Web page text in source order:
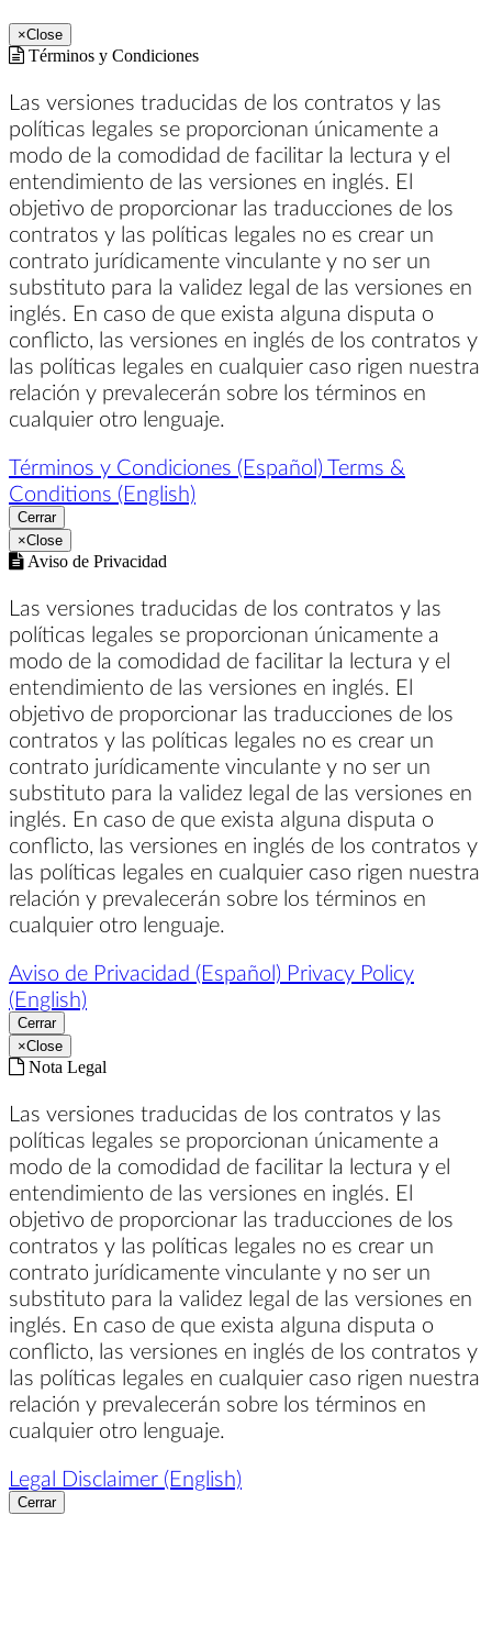
×Close
Términos y Condiciones
Las versiones traducidas de los contratos y las
políticas legales se proporcionan únicamente a
modo de la comodidad de facilitar la lectura y el
entendimiento de las versiones en inglés. El
objetivo de proporcionar las traducciones de los
contratos y las políticas legales no es crear un
contrato jurídicamente vinculante y no ser un
substituto para la validez legal de las versiones en
inglés. En caso de que exista alguna disputa o
conflicto, las versiones en inglés de los contratos y
las políticas legales en cualquier caso rigen nuestra
relación y prevalecerán sobre los términos en
cualquier otro lenguaje.
Términos y Condiciones (Español) Terms &
Conditions (English)
Cerrar
×Close
Aviso de Privacidad
Las versiones traducidas de los contratos y las
políticas legales se proporcionan únicamente a
modo de la comodidad de facilitar la lectura y el
entendimiento de las versiones en inglés. El
objetivo de proporcionar las traducciones de los
contratos y las políticas legales no es crear un
contrato jurídicamente vinculante y no ser un
substituto para la validez legal de las versiones en
inglés. En caso de que exista alguna disputa o
conflicto, las versiones en inglés de los contratos y
las políticas legales en cualquier caso rigen nuestra
relación y prevalecerán sobre los términos en
cualquier otro lenguaje.
Aviso de Privacidad (Español) Privacy Policy
(English)
Cerrar
×Close
Nota Legal
Las versiones traducidas de los contratos y las
políticas legales se proporcionan únicamente a
modo de la comodidad de facilitar la lectura y el
entendimiento de las versiones en inglés. El
objetivo de proporcionar las traducciones de los
contratos y las políticas legales no es crear un
contrato jurídicamente vinculante y no ser un
substituto para la validez legal de las versiones en
inglés. En caso de que exista alguna disputa o
conflicto, las versiones en inglés de los contratos y
las políticas legales en cualquier caso rigen nuestra
relación y prevalecerán sobre los términos en
cualquier otro lenguaje.
Legal Disclaimer (English)
Cerrar